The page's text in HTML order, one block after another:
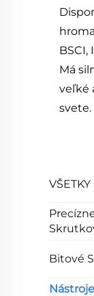
BSCI,
Má
veľké
svete.
Bitové